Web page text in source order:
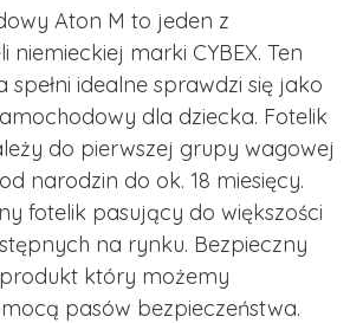
Aton M to jeden z
niemieckiej marki CYBEX. Ten
spełni idealne sprawdzi się jako
dla dziecka. Fotelik
do pierwszej grupy wagowej
narodzin do ok. 18 miesięcy.
fotelik pasujący do większości
na rynku. Bezpieczny
który możemy
pasów bezpieczeństwa.